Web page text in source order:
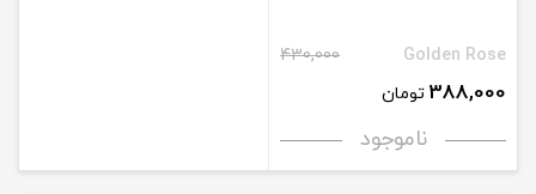
Golden Rose
430,000
388,000 تومان
ناموجود